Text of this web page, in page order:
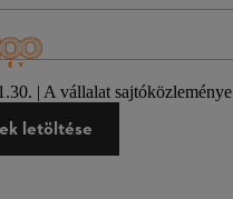
| A vállalat sajtóközleménye
letöltése